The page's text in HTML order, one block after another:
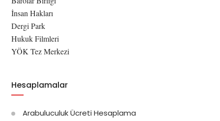
İnsan Hakları
Dergi Park
Hukuk Filmleri
YÖK Tez Merkezi
Hesaplamalar
Arabuluculuk Ücreti Hesaplama